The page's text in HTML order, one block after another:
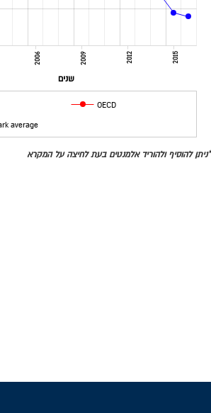
2006 2009 2012 2015
שנים
OECD
average
*ניתן להוסיף ולהוריד אלמנטים בעת לחיצה על המקרא